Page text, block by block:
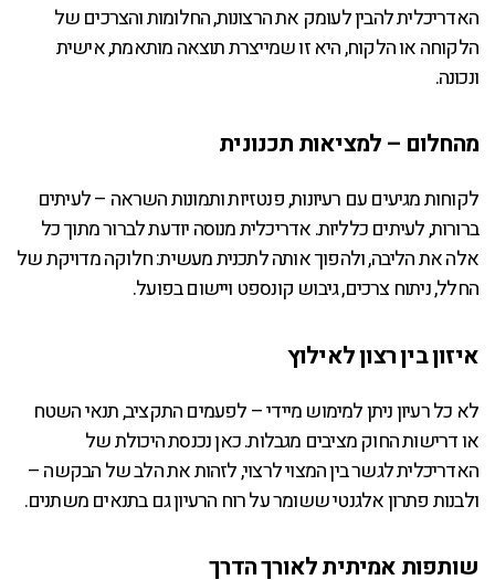
האדריכלית להבין לעומק את הרצונות, החלומות והצרכים של
הלקוחה או הלקוח, היא זו שמייצרת תוצאה מותאמת, אישית
ונכונה.
מהחלום – למציאות תכנונית
לקוחות מגיעים עם רעיונות, פנטזיות ותמונות השראה – לעיתים
ברורות, לעיתים כלליות. אדריכלית מנוסה יודעת לברור מתוך כל
אלה את הליבה, ולהפוך אותה לתכנית מעשית: חלוקה מדויקת של
החלל, ניתוח צרכים, גיבוש קונספט ויישום בפועל.
איזון בין רצון לאילוץ
לא כל רעיון ניתן למימוש מיידי – לפעמים התקציב, תנאי השטח
או דרישות החוק מציבים מגבלות. כאן נכנסת היכולת של
האדריכלית לגשר בין המצוי לרצוי, לזהות את הלב של הבקשה –
ולבנות פתרון אלגנטי ששומר על רוח הרעיון גם בתנאים משתנים.
שותפות אמיתית לאורך הדרך